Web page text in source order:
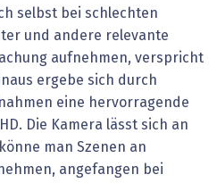
selbst bei schlechten
und andere relevante
aufnehmen, verspricht
ergebe sich durch
eine hervorragende
Die Kamera lässt sich an
man Szenen an
angefangen bei